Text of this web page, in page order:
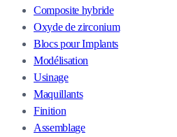
Composite hybride
Oxyde de zirconium
Blocs pour Implants
Modélisation
Usinage
Maquillants
Finition
Assemblage